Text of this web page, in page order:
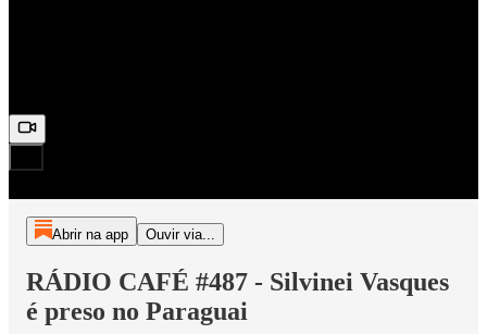
Abrir na app Ouvir via...
RÁDIO CAFÉ #487 - Silvinei Vasques
é preso no Paraguai